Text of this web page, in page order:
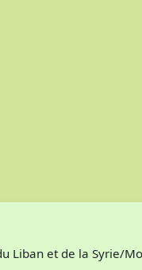
Liban et de la Syrie/